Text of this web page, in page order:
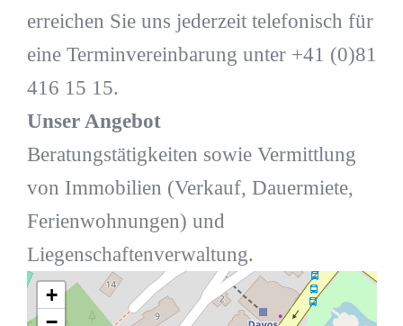
erreichen Sie uns jederzeit telefonisch für
eine Terminvereinbarung unter +41 (0)81
416 15 15.
Unser Angebot
Beratungstätigkeiten sowie Vermittlung
von Immobilien (Verkauf, Dauermiete,
Ferienwohnungen) und
Liegenschaftenverwaltung.
+
−